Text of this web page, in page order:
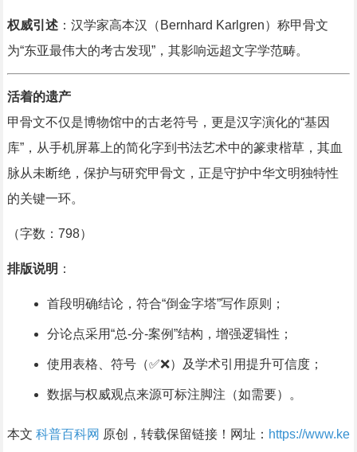
权威引述：汉学家高本汉（Bernhard Karlgren）称甲骨文
为“东亚最伟大的考古发现”，其影响远超文字学范畴。
活着的遗产
甲骨文不仅是博物馆中的古老符号，更是汉字演化的“基因
库”，从手机屏幕上的简化字到书法艺术中的篆隶楷草，其血
脉从未断绝，保护与研究甲骨文，正是守护中华文明独特性
的关键一环。
（字数：798）
排版说明 ：
首段明确结论，符合“倒金字塔”写作原则；
分论点采用“总-分-案例”结构，增强逻辑性；
使用表格、符号（✅❌）及学术引用提升可信度；
数据与权威观点来源可标注脚注（如需要）。
本文 科普百科网 原创，转载保留链接！网址： https://www.ke